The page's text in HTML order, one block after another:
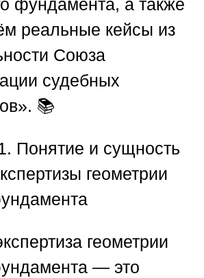
фундамента, а также
реальные кейсы из
Союза
судебных
. 📚
Понятие и сущность
геометрии
геометрии
— это